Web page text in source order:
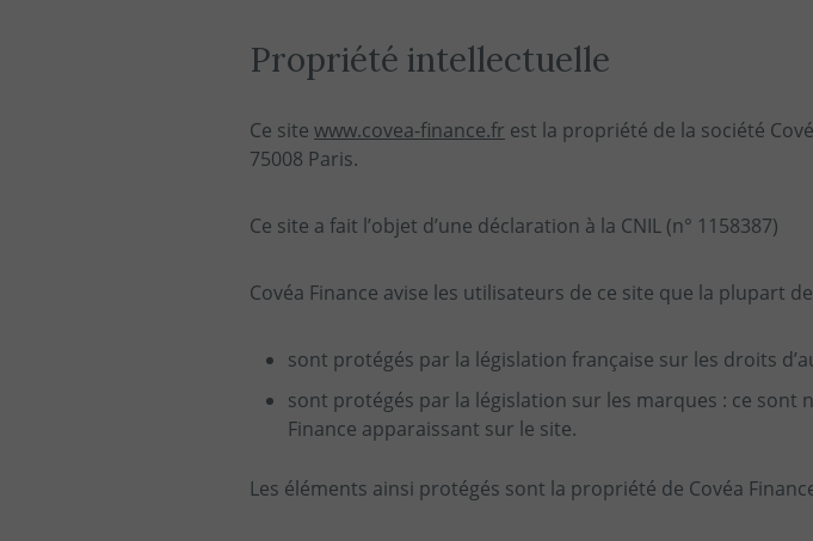
Propriété intellectuelle
Ce site www.covea-finance.fr est la propriété de la société
75008 Paris.
Ce site a fait l’objet d’une déclaration à la CNIL (n° 1158387)
Covéa Finance avise les utilisateurs de ce site que la plupart
sont protégés par la législation française sur les droits
sont protégés par la législation sur les marques : ce sont
Finance apparaissant sur le site.
Les éléments ainsi protégés sont la propriété de Covéa